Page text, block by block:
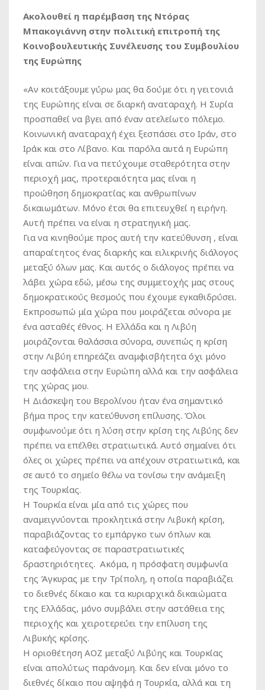
Ακολουθεί η παρέμβαση της Ντόρας
Μπακογιάννη στην πολιτική επιτροπή της
Κοινοβουλευτικής Συνέλευσης του Συμβουλίου
της Ευρώπης
«Αν κοιτάξουμε γύρω μας θα δούμε ότι η γειτονιά
της Ευρώπης είναι σε διαρκή αναταραχή. Η Συρία
προσπαθεί να βγει από έναν ατελείωτο πόλεμο.
Κοινωνική αναταραχή έχει ξεσπάσει στο Ιράν, στο
Ιράκ και στο Λίβανο. Και παρόλα αυτά η Ευρώπη
είναι απών. Για να πετύχουμε σταθερότητα στην
περιοχή μας, προτεραιότητα μας είναι η
προώθηση δημοκρατίας και ανθρωπίνων
δικαιωμάτων. Μόνο έτσι θα επιτευχθεί η ειρήνη.
Αυτή πρέπει να είναι η στρατηγική μας.
Για να κινηθούμε προς αυτή την κατεύθυνση , είναι
απαραίτητος ένας διαρκής και ειλικρινής διάλογος
μεταξύ όλων μας. Και αυτός ο διάλογος πρέπει να
λάβει χώρα εδώ, μέσω της συμμετοχής μας στους
δημοκρατικούς θεσμούς που έχουμε εγκαθιδρύσει.
Εκπροσωπώ μία χώρα που μοιράζεται σύνορα με
ένα ασταθές έθνος. Η Ελλάδα και η Λιβύη
μοιράζονται θαλάσσια σύνορα, συνεπώς η κρίση
στην Λιβύη επηρεάζει αναμφισβήτητα όχι μόνο
την ασφάλεια στην Ευρώπη αλλά και την ασφάλεια
της χώρας μου.
Η Διάσκεψη του Βερολίνου ήταν ένα σημαντικό
βήμα προς την κατεύθυνση επίλυσης. Όλοι
συμφωνούμε ότι η λύση στην κρίση της Λιβύης δεν
πρέπει να επέλθει στρατιωτικά. Αυτό σημαίνει ότι
όλες οι χώρες πρέπει να απέχουν στρατιωτικά, και
σε αυτό το σημείο θέλω να τονίσω την ανάμειξη
της Τουρκίας.
Η Τουρκία είναι μία από τις χώρες που
αναμειγνύονται προκλητικά στην Λιβυκή κρίση,
παραβιάζοντας το εμπάργκο των όπλων και
καταφεύγοντας σε παραστρατιωτικές
δραστηριότητες. Ακόμα, η πρόσφατη συμφωνία
της Άγκυρας με την Τρίπολη, η οποία παραβιάζει
το διεθνές δίκαιο και τα κυριαρχικά δικαιώματα
της Ελλάδας, μόνο συμβάλει στην αστάθεια της
περιοχής και χειροτερεύει την επίλυση της
Λιβυκής κρίσης.
Η οριοθέτηση ΑΟΖ μεταξύ Λιβύης και Τουρκίας
είναι απολύτως παράνομη. Και δεν είναι μόνο το
διεθνές δίκαιο που αψηφά η Τουρκία, αλλά και τη